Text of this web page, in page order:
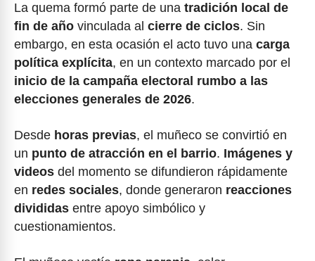
La quema formó parte de una tradición local de
fin de año vinculada al cierre de ciclos. Sin
embargo, en esta ocasión el acto tuvo una carga
política explícita, en un contexto marcado por el
inicio de la campaña electoral rumbo a las
elecciones generales de 2026.
Desde horas previas, el muñeco se convirtió en
un punto de atracción en el barrio. Imágenes y
videos del momento se difundieron rápidamente
en redes sociales, donde generaron reacciones
divididas entre apoyo simbólico y
cuestionamientos.